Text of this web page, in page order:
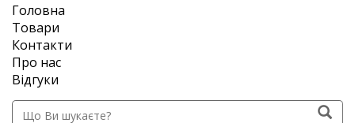
Головна
Товари
Контакти
Про нас
Відгуки